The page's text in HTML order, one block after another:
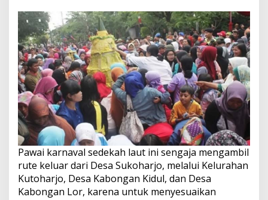
Pawai karnaval sedekah laut ini sengaja mengambil
rute keluar dari Desa Sukoharjo, melalui Kelurahan
Kutoharjo, Desa Kabongan Kidul, dan Desa
Kabongan Lor, karena untuk menyesuaikan